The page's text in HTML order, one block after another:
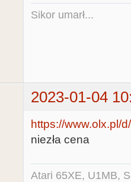
Sikor umarł...
2023-01-04
https://www.olx.pl/
niezła cena
Atari 65XE, U1MB,